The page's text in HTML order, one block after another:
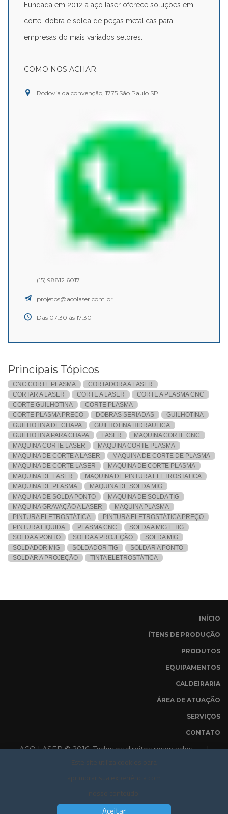
Fundada em 2012 a aço laser oferece soluções em
corte, dobra e solda de peças metálicas para
empresas do mais variados setores.
COMO NOS ACHAR
Rodovia da convenção, 1775 São Paulo SP
(15) 98812 6017
projetos@acolaser.com.br
Das 07:30 às 17:30
Principais Tópicos
CNC CORTE PLASMA
CORTADORA A LASER
CORTAR A LASER
CORTE A LASER
CORTE A PLASMA CNC
CORTE GUILHOTINA
CORTE PLASMA
CORTE PLASMA PREÇO
DOBRAS SERIADAS
GUILHOTINA
GUILHOTINA DE CHAPA
GUILHOTINA HIDRAULICA
GUILHOTINA PARA CHAPA
LASER
MAQUINA CORTE CNC
MAQUINA CORTE LASER
MAQUINA CORTE PLASMA
MAQUINA DE CORTE A LASER
MAQUINA DE CORTE DE PLASMA
MAQUINA DE CORTE LASER
MAQUINA DE CORTE PLASMA
MAQUINA DE LASER
MAQUINA DE PINTURA ELETROSTATICA
MAQUINA DE PLASMA
MAQUINA DE SOLDA MIG
MAQUINA DE SOLDA PONTO
MAQUINA DE SOLDA TIG
MAQUINA GRAVAÇÃO A LASER
MAQUINA PLASMA
PINTURA ELETROSTÁTICA
PINTURA ELETROSTÁTICA PREÇO
PINTURA LIQUIDA
PLASMA CNC
SOLDA A MIG E TIG
SOLDA A PONTO
SOLDA A PROJEÇÃO
SOLDA MIG
SOLDADOR MIG
SOLDADOR TIG
SOLDAR A PONTO
SOLDAR A PROJEÇÃO
TINTA ELETROSTÁTICA
Este site utiliza cookies para
aprimorar sua experiência com
nosso conteúdo.
INÍCIO
ÍTENS DE PRODUÇÃO
PRODUTOS
EQUIPAMENTOS
CALDEIRARIA
ÁREA DE ATUAÇÃO
SERVIÇOS
CONTATO
AÇO LASER © 2016. Todos os direitos reservados |
POLÍTICA DE PRIVACIDADE